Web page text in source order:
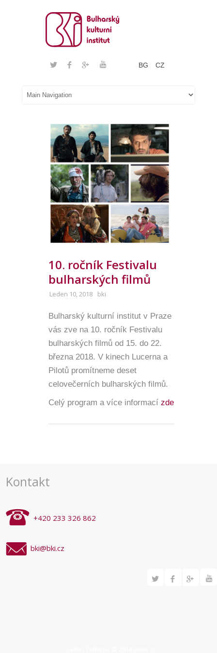
BG CZ
10. ročník Festivalu
bulharských filmů
Leden 10, 2018 bki
Bulharský kulturní institut v Praze
vás zve na 10. ročník Festivalu
bulharských filmů od 15. do 22.
března 2018. V kinech Lucerna a
Pilotů promítneme deset
celovečerních bulharských filmů.
Celý program a více informací zde
Kontakt
+420 233 326 862
bki@bki.cz